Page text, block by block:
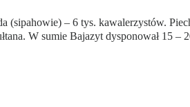
– 6 tys. kawalerzystów.
W sumie Bajazyt dysponował